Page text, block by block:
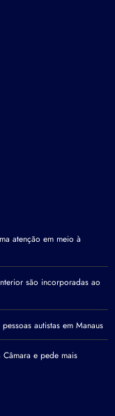
atenção em meio à
são incorporadas ao
autistas em Manaus
e pede mais